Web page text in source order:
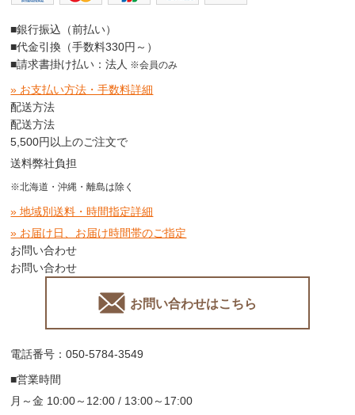
■銀行振込（前払い）
■代金引換（手数料330円～）
■請求書掛け払い：法人 ※会員のみ
» お支払い方法・手数料詳細
配送方法
配送方法
5,500円以上のご注文で
送料弊社負担
※北海道・沖縄・離島は除く
» 地域別送料・時間指定詳細
» お届け日、お届け時間帯のご指定
お問い合わせ
お問い合わせ
お問い合わせはこちら
電話番号：050-5784-3549
■営業時間
月～金 10:00～12:00 / 13:00～17:00